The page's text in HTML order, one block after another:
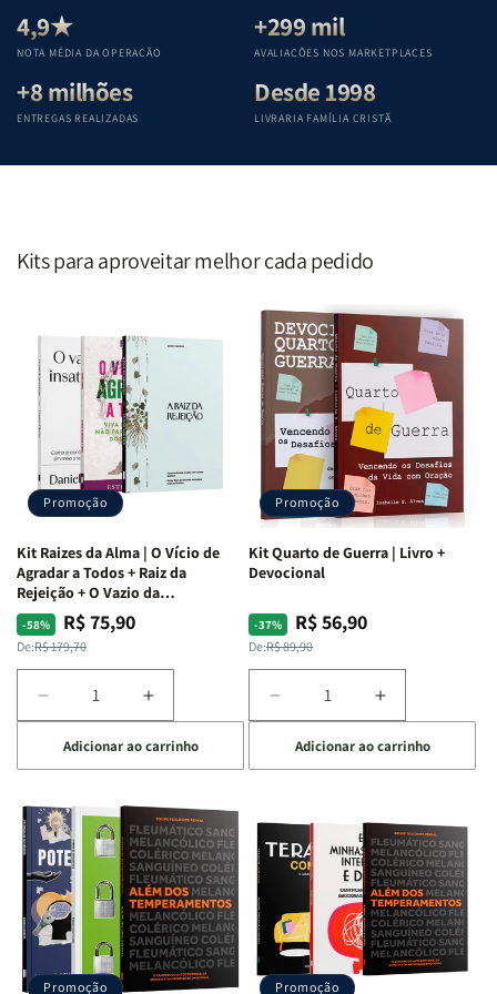
Teológica
Penkal
Penkal
Teológica
Penkal
4,9★
NOTA MÉDIA DA OPERAÇÃO
+299 mil
AVALIAÇÕES NOS MARKETPLACES
+8 milhões
ENTREGAS REALIZADAS
Desde 1998
LIVRARIA FAMÍLIA CRISTÃ
Kits para aproveitar melhor cada pedido
Promoção
Kit Raizes da Alma | O Vício de
Agradar a Todos + Raiz da
Rejeição + O Vazio da
Insatisfação.
-58%
Preço
normal
De:R$ 179,70
Preço
promocional
R$ 75,90
Diminuir
a
quantidade
de
Raizes
da
Alma
|
O
Vício
Agradar
Aumentar
a
quantidade
de
Raizes
da
Alma
|
O
Vício
de
Agradar
Adicionar ao carrinho
Promoção
Kit Quarto de Guerra | Livro +
Devocional
-37%
Preço
normal
De:R$ 89,90
Preço
promocional
R$ 56,90
Diminuir
a
quantidade
de
Quarto
de
Guerra
Livro
+
Devocional
Aumentar
a
quantidade
de
Quarto
de
Guerra
|
Livro
+
Devocional
Adicionar ao carrinho
Promoção Promoção